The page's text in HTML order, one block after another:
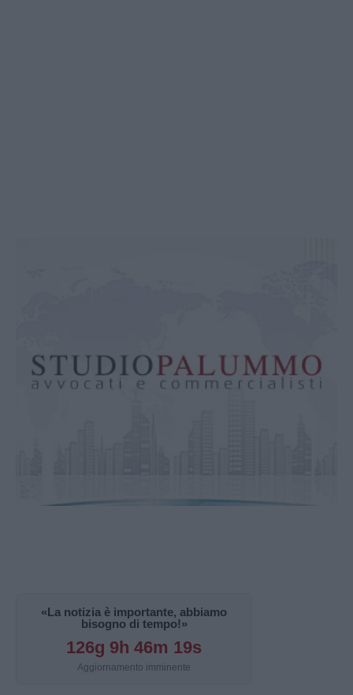
«La notizia è importante, abbiamo
bisogno di tempo!»
126g 9h 46m 18s
Aggiornamento imminente